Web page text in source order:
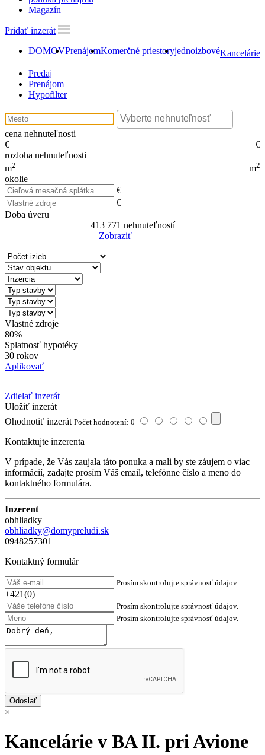
Magazín
Pridať inzerát
DOMOVPrenájomKomerčné priestoryjednoizbovéKancelárie
Predaj
Prenájom
Hypofilter
cena nehnuteľnosti
€
€
rozloha nehnuteľnosti
m2 m2
okolie
€
€
Doba úveru
413 771 nehnuteľností
Zobraziť
Vlastné zdroje
80%
Splatnosť hypotéky
30 rokov
Aplikovať
Zdielať inzerát
Uložiť inzerát
Ohodnotiť inzerát Počet hodnotení: 0
Kontaktujte inzerenta
V prípade, že Vás zaujala táto ponuka a mali by ste záujem o viac
informácií, zadajte prosím Váš email, telefónne číslo a meno do
kontaktného formulára.
Inzerent
obhliadky
obhliadky@domypreludi.sk
0948257301
Kontaktný formulár
Prosím skontrolujte správnosť údajov.
+421(0)
Prosím skontrolujte správnosť údajov.
Prosím skontrolujte správnosť údajov.
×
Kancelárie v BA II. pri Avione